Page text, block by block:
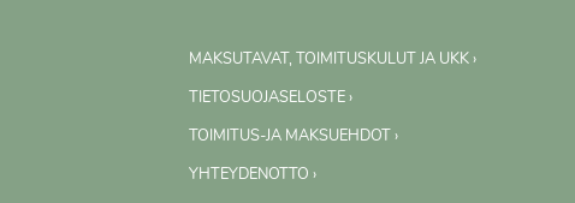
MAKSUTAVAT, TOIMITUSKULUT JA UKK ›
TIETOSUOJASELOSTE ›
TOIMITUS-JA MAKSUEHDOT ›
YHTEYDENOTTO ›